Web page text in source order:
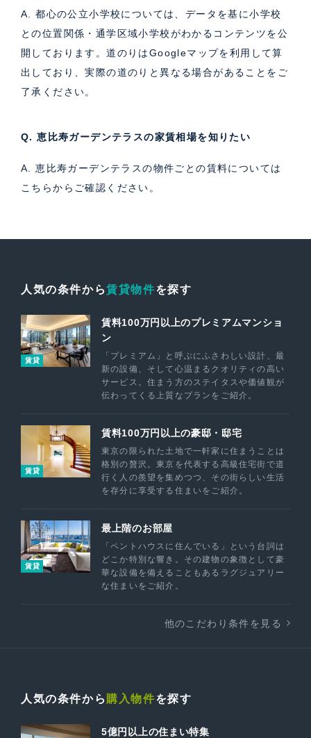
A. 都心の公立小学校については、データを基に小学校
との位置関係・通学区域小学校がわかるコンテンツを公
開しております。道のりはGoogleマップを利用して算
出しており、実際の道のりと異なる場合があることをご
了承ください。
Q. 恵比寿ガーデンテラスの家賃相場を知りたい
A. 恵比寿ガーデンテラスの物件ごとの賃料については
こちらからご確認ください。
人気の条件から賃貸物件を探す
賃貸
賃料100万円以上のプレミアムマンショ
ン
「プレミアム」と呼ぶにふさわしい設計、最
新の設備、そして心温まるクオリティの高い
サービス。住まう方のステイタスや価値観が
伝わってくる上質なプランをご紹介。
賃貸
賃料100万円以上の豪邸・邸宅
東京の限られた土地で一軒家に住まうことは
格別の贅沢。東京を代表する高級住宅街で道
行く人の羨望を集めつつ、その街らしい生活
を存分に享受する住まいをご紹介。
賃貸
最上階のお部屋
「ペントハウスに住んでいる」という台詞は
どこか特別な響き。その建物の象徴として豪
華な設備を備えることもあるラグジュアリー
な住まいをご紹介。
他のこだわり条件を見る
人気の条件から 購入物件を探す
5億円以上の住まい特集